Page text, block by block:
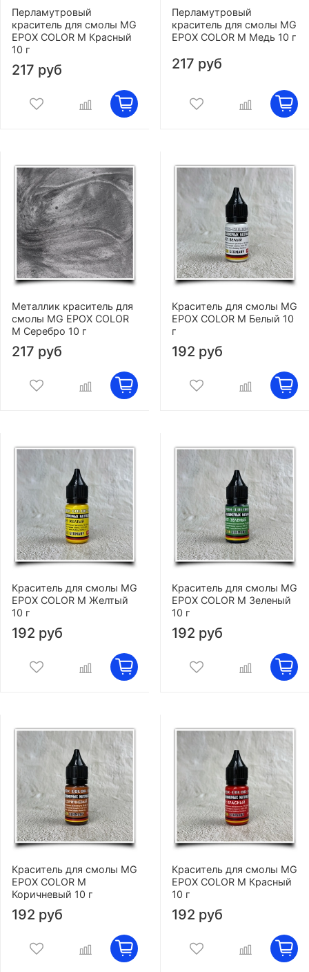
Перламутровый
краситель для смолы MG
EPOX COLOR M Красный
10 г
217 руб
Перламутровый
краситель для смолы MG
EPOX COLOR M Медь 10 г
217 руб
Металлик краситель для
смолы MG EPOX COLOR
M Серебро 10 г
217 руб
Краситель для смолы MG
EPOX COLOR M Белый 10
г
192 руб
Краситель для смолы MG
EPOX COLOR M Желтый
10 г
192 руб
Краситель для смолы MG
EPOX COLOR M Зеленый
10 г
192 руб
Краситель для смолы MG
EPOX COLOR M
Коричневый 10 г
192 руб
Краситель для смолы MG
EPOX COLOR M Красный
10 г
192 руб